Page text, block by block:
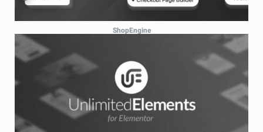
ShopEngine